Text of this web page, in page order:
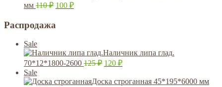
мм 110₽ 100 ₽
Распродажа
Sale
Наличник липа глад.
70*12*1800-2600 125₽ 120 ₽
Sale
Доска строганная 45*195*6000 мм